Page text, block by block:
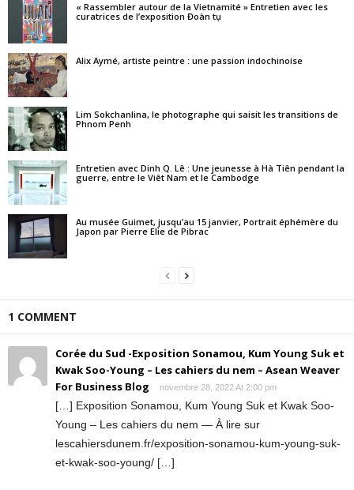
« Rassembler autour de la Vietnamité » Entretien avec les
curatrices de l’exposition Đoàn tụ
Alix Aymé, artiste peintre : une passion indochinoise
Lim Sokchanlina, le photographe qui saisit les transitions de
Phnom Penh
Entretien avec Dinh Q. Lê : Une jeunesse à Hà Tiên pendant la
guerre, entre le Viêt Nam et le Cambodge
Au musée Guimet, jusqu’au 15 janvier, Portrait éphémère du
Japon par Pierre Elie de Pibrac
1 COMMENT
Corée du Sud -Exposition Sonamou, Kum Young Suk et
Kwak Soo-Young – Les cahiers du nem – Asean Weaver
For Business Blog
novembre 28, 2022 At 2:00 pm
[…] Exposition Sonamou, Kum Young Suk et Kwak Soo-
Young – Les cahiers du nem — À lire sur
lescahiersdunem.fr/exposition-sonamou-kum-young-suk-
et-kwak-soo-young/ […]